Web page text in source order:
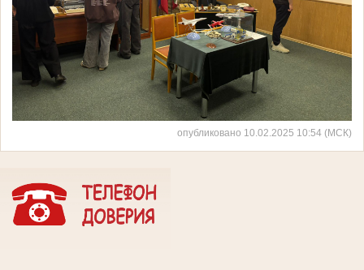
опубликовано 10.02.2025 10:54 (МСК)